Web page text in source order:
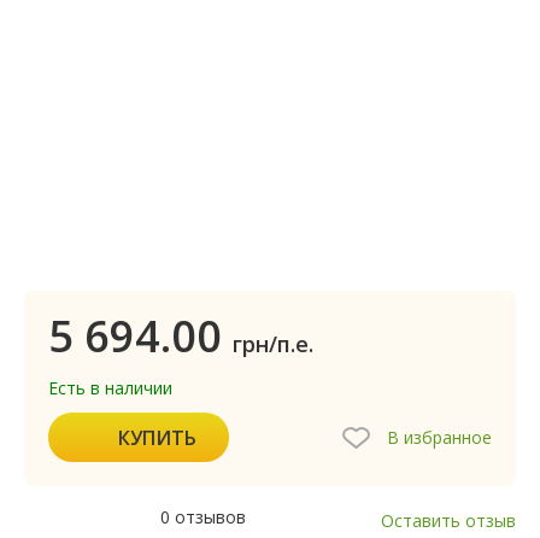
5 694.00 грн/п.е.
Есть в наличии
КУПИТЬ В избранное
0 отзывов Оставить отзыв